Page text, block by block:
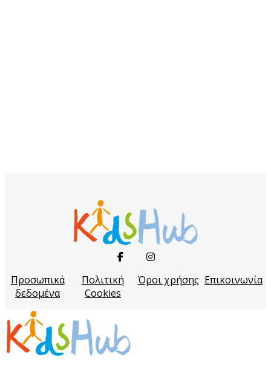
Προσωπικά
δεδομένα
Πολιτική
Cookies
Όροι χρήσης Επικοινωνία